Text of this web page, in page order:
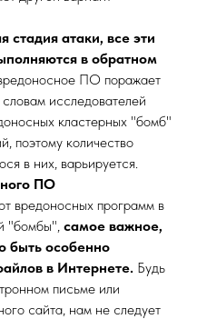
стадия атаки, все эти
в обратном
ПО поражает
исследователей
кластерных "бомб"
поэтому количество
в них, варьируется.
ПО
вредоносных программ в
"бомбы", самое важное,
быть особенно
в Интернете. Будь
письме или
сайта, нам не следует